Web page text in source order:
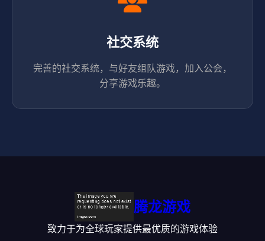
社交系统
完善的社交系统，与好友组队游戏，加入公会，
分享游戏乐趣。
腾龙游戏
致力于为全球玩家提供最优质的游戏体验